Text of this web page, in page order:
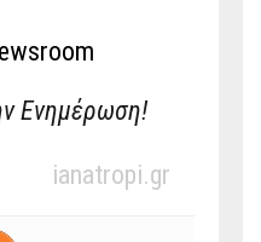
Ενημέρωση!
ianatropi.gr